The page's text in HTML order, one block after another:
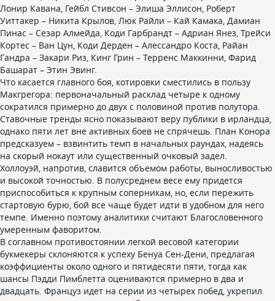
Лонир Кавана, Гейбл Стивсон – Элиша Эллисон, Роберт
Уиттакер – Никита Крылов, Люк Райли – Кай Камака, Дамиан
Пинас – Сезар Алмейда, Коди Гарбрандт – Адриан Янез, Трейси
Кортес – Ван Цун, Коди Дерден – Алессандро Коста, Райан
Гандра – Закари Риз, Кинг Грин – Терренс Маккинни, Фарид
Башарат – Этин Эвинг.
Что касается главного боя, котировки сместились в пользу
Макгрегора: первоначальный расклад четыре к одному
сократился примерно до двух с половиной против полутора.
Ставочные тренды ясно показывают веру публики в ирландца,
однако пяти лет вне активных боев не спрячешь. План Конора
предсказуем – взвинтить темп в начальных раундах, надеясь
на скорый нокаут или существенный очковый задел.
Холлоуэй, напротив, славится объемом работы, выносливостью
и высокой точностью. В полусреднем весе ему придется
приспособиться к крупным соперникам, но, если пережить
стартовую бурю, бой все чаще будет идти в удобном для него
темпе. Именно поэтому аналитики считают Благословенного
умеренным фаворитом.
В соглавном противостоянии легкой весовой категории
букмекеры склоняются к успеху Бенуа Сен-Дени, предлагая
коэффициенты около одного и пятидесяти пяти, тогда как
шансы Пэдди Пимблетта оцениваются примерно в два и
двадцать. Француз идет на серии из четырех побед, укрепил